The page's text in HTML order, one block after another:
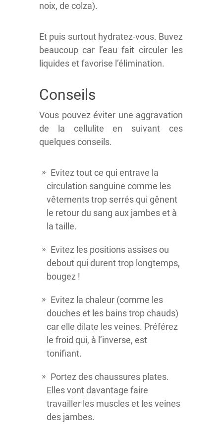
noix, de colza).
Et puis surtout hydratez-vous. Buvez
beaucoup car l’eau fait circuler les
liquides et favorise l’élimination.
Conseils
Vous pouvez éviter une aggravation
de la cellulite en suivant ces
quelques conseils.
Evitez tout ce qui entrave la
circulation sanguine comme les
vêtements trop serrés qui gênent
le retour du sang aux jambes et à
la taille.
Evitez les positions assises ou
debout qui durent trop longtemps,
bougez !
Evitez la chaleur (comme les
douches et les bains trop chauds)
car elle dilate les veines. Préférez
le froid qui, à l’inverse, est
tonifiant.
Portez des chaussures plates.
Elles vont davantage faire
travailler les muscles et les veines
des jambes.